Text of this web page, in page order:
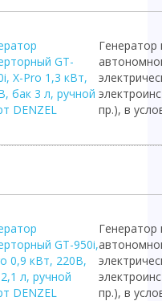
GT-
X-Pro 1,3 кВт,
бак 3 л, ручной
DENZEL
Генератор
пр.), в
GT-950i,
0,9 кВт, 220В,
л, ручной
DENZEL
Генератор
пр.), в